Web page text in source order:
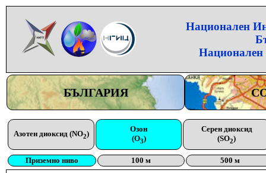
Национален
Национален
БЪЛГАРИЯ
Азотен диоксид (NO2)
Озон
(O3)
Серен диоксид
(SO2)
Приземно ниво 100 м 500 м